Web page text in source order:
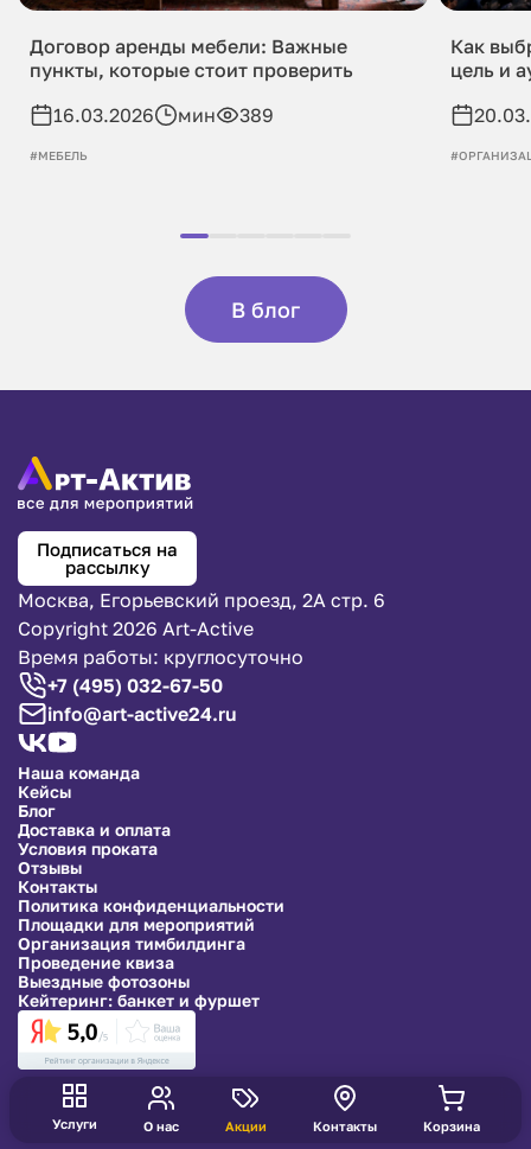
Услуги О нас Акции Контакты Корзина
Договор аренды мебели: Важные
пункты, которые стоит проверить
16.03.2026
мин 389
#МЕБЕЛЬ
Как
цель и
В блог
Подписаться на
рассылку
Москва, Егорьевский проезд, 2А стр. 6
Copyright 2026 Art-Active
Время работы: круглосуточно
+7 (495) 032-67-50
info@art-active24.ru
Наша команда
Кейсы
Блог
Доставка и оплата
Условия проката
Отзывы
Контакты
Политика конфиденциальности
Площадки для мероприятий
Организация тимбилдинга
Проведение квиза
Выездные фотозоны
Кейтеринг: банкет и фуршет